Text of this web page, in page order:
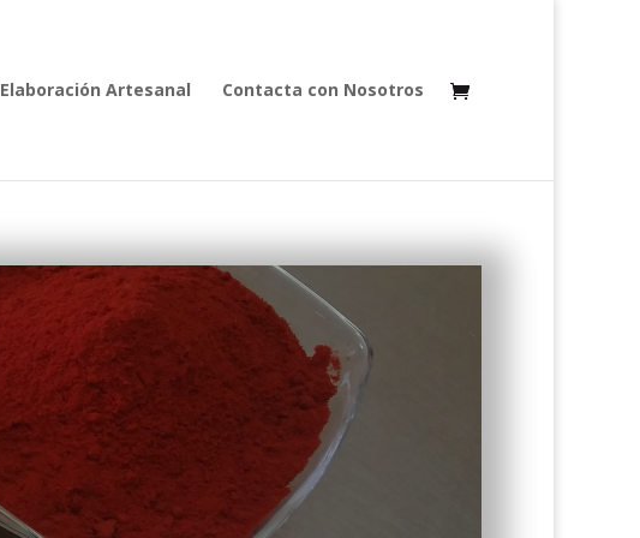
Elaboración Artesanal Contacta con Nosotros